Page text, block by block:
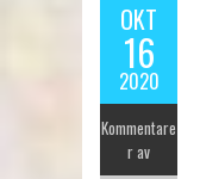
OKT
16
2020
Kommentare
r av